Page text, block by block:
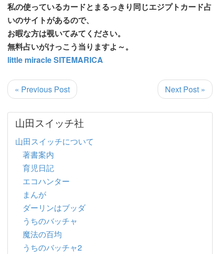
私の使っているカードとまるっきり同じエジプトカード占
いのサイトがあるので、
お暇な方は覗いてみてください。
無料占いがけっこう当りますよ～。
little miracle SITEMARICA
« Previous Post Next Post »
山田スイッチ社
山田スイッチについて
著書案内
育児日記
エコハンター
まんが
ダーリンはブッダ
うちのバッチャ
魔法の百均
うちのバッチャ2